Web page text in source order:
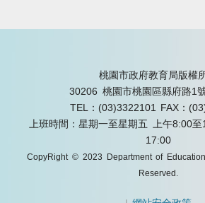
桃園市政府教育局版權
30206 桃園市桃園區縣府路1
TEL：(03)3322101
FAX：
上班時間：星期一至星期五 上午8:00
17:00
CopyRight © 2023 Department of
Reserved.